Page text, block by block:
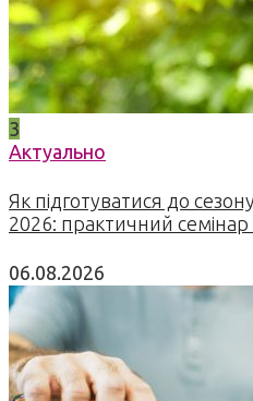
3
Актуально
Як підготуватися до
2026: практичний семінар
06.08.2026